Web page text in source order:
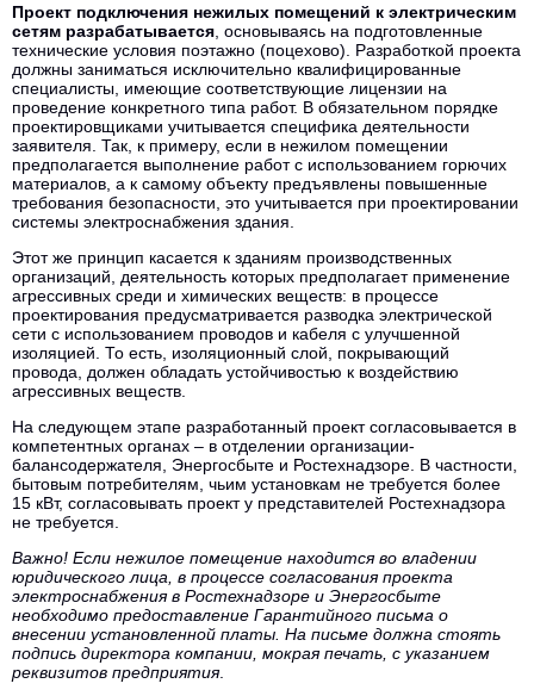
Проект подключения нежилых помещений к электрическим
сетям разрабатывается , основываясь на подготовленные
технические условия поэтажно (поцехово). Разработкой проекта
должны заниматься исключительно квалифицированные
специалисты, имеющие соответствующие лицензии на
проведение конкретного типа работ. В обязательном порядке
проектировщиками учитывается специфика деятельности
заявителя. Так, к примеру, если в нежилом помещении
предполагается выполнение работ с использованием горючих
материалов, а к самому объекту предъявлены повышенные
требования безопасности, это учитывается при проектировании
системы электроснабжения здания.
Этот же принцип касается к зданиям производственных
организаций, деятельность которых предполагает применение
агрессивных среди и химических веществ: в процессе
проектирования предусматривается разводка электрической
сети с использованием проводов и кабеля с улучшенной
изоляцией. То есть, изоляционный слой, покрывающий
провода, должен обладать устойчивостью к воздействию
агрессивных веществ.
На следующем этапе разработанный проект согласовывается в
компетентных органах – в отделении организации-
балансодержателя, Энергосбыте и Ростехнадзоре. В частности,
бытовым потребителям, чьим установкам не требуется более
15 кВт, согласовывать проект у представителей Ростехнадзора
не требуется.
Важно! Если нежилое помещение находится во владении
юридического лица, в процессе согласования проекта
электроснабжения в Ростехнадзоре и Энергосбыте
необходимо предоставление Гарантийного письма о
внесении установленной платы. На письме должна стоять
подпись директора компании, мокрая печать, с указанием
реквизитов предприятия.